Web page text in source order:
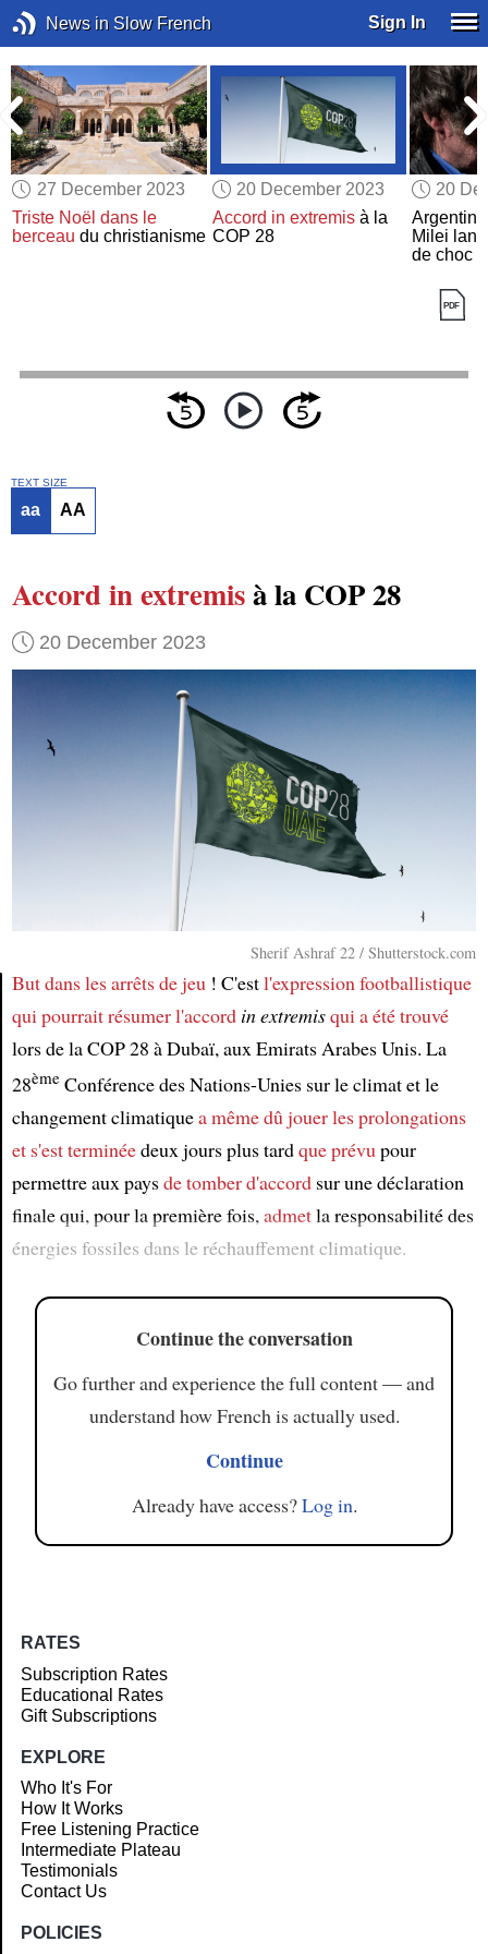
News in Slow French Sign In
27 December 2023
Triste Noël dans le
berceau du christianisme
20 December 2023
Accord in extremisà la
COP 28
20
Milei
de choc
TEXT SIZE
aa AA
Accord in extremisà la COP 28
20 December 2023
Sherif Ashraf 22 / Shutterstock.com
But dans les arrêts de jeu! C'estl'expression footballistique
qui pourrait résumerl'accord in extremisqui a été trouvé
lors de la COP 28 à Dubaï, aux Emirats Arabes Unis. La
28èmeConférence des Nations-Unies sur le climat et le
changement climatiquea même dû jouer les prolongations
et s'est terminéedeux jours plus tardque prévupour
permettre aux paysde tomber d'accordsur une déclaration
finale qui, pour la première fois,admetla responsabilité des
énergies fossiles dans le réchauffement climatique.
Continue the conversation
Go further and experience the full content — and
understand how French is actually used.
Continue
Already have access?Log in.
RATES
Subscription Rates
Educational Rates
Gift Subscriptions
EXPLORE
Who It's For
How It Works
Free Listening Practice
Intermediate Plateau
Testimonials
Contact Us
POLICIES